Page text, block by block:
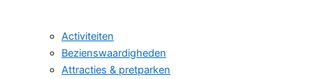
Activiteiten
Bezienswaardigheden
Attracties & pretparken